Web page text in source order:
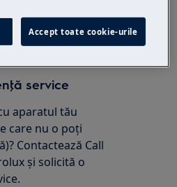
acest articol?
service
aparatul tău
care nu o poţi
Contactează Call
și solicită o
Accept toate cookie-urile